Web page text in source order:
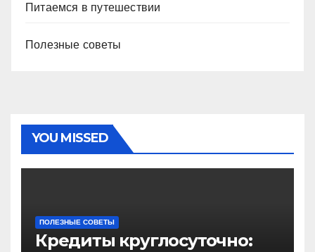
Питаемся в путешествии
Полезные советы
YOU MISSED
ПОЛЕЗНЫЕ СОВЕТЫ
Кредиты круглосуточно: